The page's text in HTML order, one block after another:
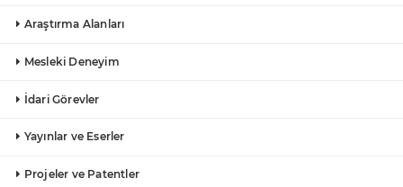
Araştırma Alanları
Mesleki Deneyim
İdari Görevler
Yayınlar ve Eserler
Projeler ve Patentler